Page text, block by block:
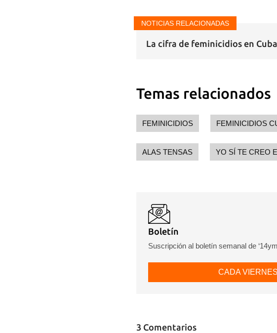
NOTICIAS RELACIONADAS
La cifra de feminicidios en
Temas relacionados
FEMINICIDIOS FEMINICIDIOS
ALAS TENSAS YO SÍ TE CREO
Boletín
Suscripción al boletín semanal de
CADA
3 Comentarios